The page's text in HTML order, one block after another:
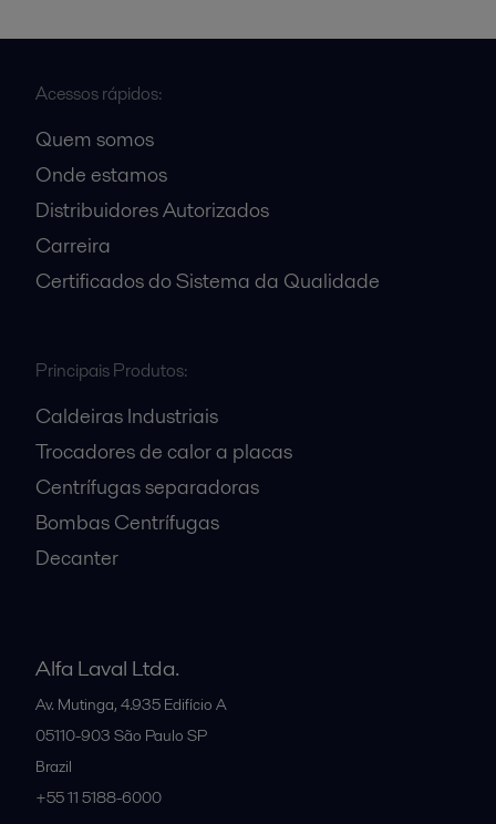
Acessos rápidos:
Quem somos
Onde estamos
Distribuidores Autorizados
Carreira
Certificados do Sistema da Qualidade
Principais Produtos:
Caldeiras Industriais
Trocadores de calor a placas
Centrífugas separadoras
Bombas Centrífugas
Decanter
Alfa Laval Ltda.
Av. Mutinga, 4.935 Edifício A
05110-903 São Paulo SP
Brazil
+55 11 5188-6000